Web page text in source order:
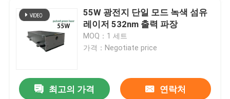
55W 광전지 단일 모드 녹색 섬유
레이저 532nm 출력 파장
MOQ：1 세트
가격：Negotiate price
최고의 가격 연락처